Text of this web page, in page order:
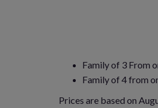
Family of 3 From
Family of 4 from
Prices are based on